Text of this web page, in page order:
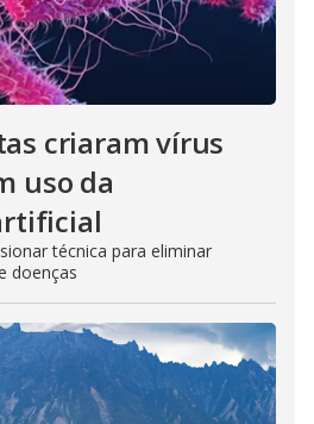
criaram vírus
uso da
técnica para eliminar
doenças